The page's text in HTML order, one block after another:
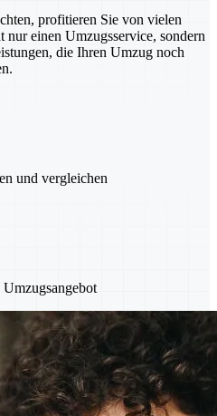
profitieren Sie von vielen
einen Umzugsservice, sondern
die Ihren Umzug noch
und vergleichen